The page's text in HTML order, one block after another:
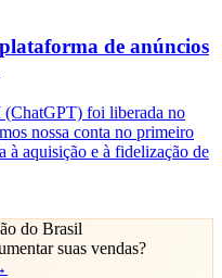
de anúncios
(ChatGPT) foi liberada no
nossa conta no primeiro
à aquisição e à fidelização de
do Brasil
suas vendas?